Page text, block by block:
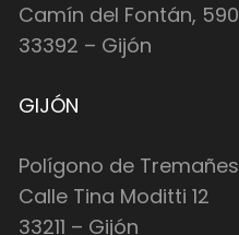
Camín del Fontán, 590
33392 – Gijón
GIJÓN
Polígono de Tremañes
Calle Tina Moditti 12
33211 – Gijón